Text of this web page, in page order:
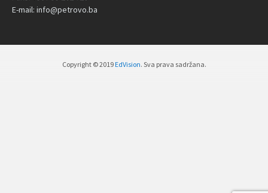
E-mail: info@petrovo.ba
Copyright © 2019 EdVision. Sva prava sadržana.